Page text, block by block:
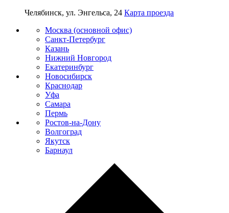
Челябинск, ул. Энгельса, 24 Карта проезда
Москва (основной офис)
Санкт-Петербург
Казань
Нижний Новгород
Екатеринбург
Новосибирск
Краснодар
Уфа
Самара
Пермь
Ростов-на-Дону
Волгоград
Якутск
Барнаул